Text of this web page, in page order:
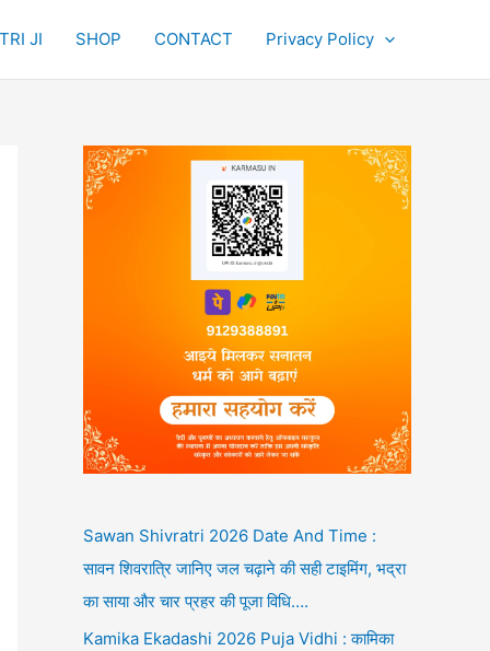
JI SHOP CONTACT Privacy Policy
Sawan Shivratri 2026 Date And Time :
सावन शिवरात्रि जानिए जल चढ़ाने की सही टाइमिंग, भद्रा
का साया और चार प्रहर की पूजा विधि….
Kamika Ekadashi 2026 Puja Vidhi : कामिका